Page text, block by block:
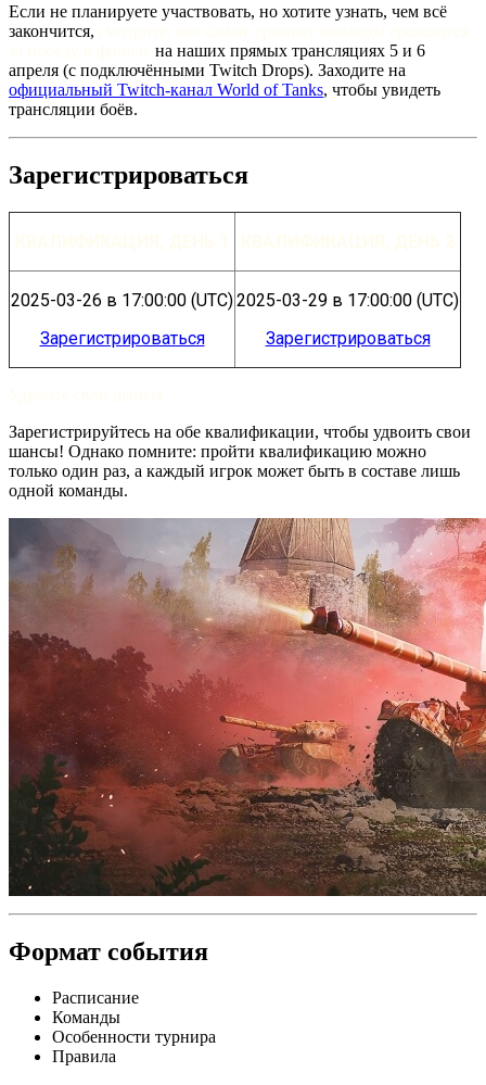
Если не планируете участвовать, но хотите узнать, чем всё
закончится,
на наших прямых трансляциях 5 и 6
апреля (с подключёнными Twitch Drops). Заходите на
официальный Twitch-канал World of Tanks, чтобы увидеть
трансляции боёв.
Зарегистрироваться
2025-03-26 в 17:00:00 (UTC)
Зарегистрироваться
2025-03-29 в 17:00:00 (UTC)
Зарегистрироваться
Зарегистрируйтесь на обе квалификации, чтобы удвоить свои
шансы! Однако помните: пройти квалификацию можно
только один раз, а каждый игрок может быть в составе лишь
одной команды.
Формат события
Расписание
Команды
Особенности турнира
Правила